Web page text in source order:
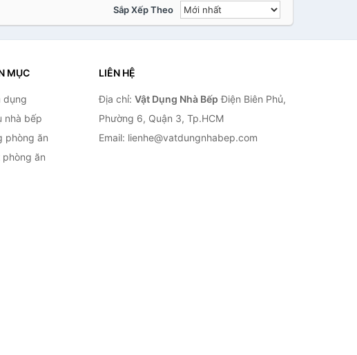
Sắp Xếp Theo
MỤC
dụng
nhà bếp
phòng ăn
ăn
LIÊN HỆ
Địa chỉ: Vật Dụng Nhà Bếp Điện Biên Phủ,
Phường 6, Quận 3, Tp.HCM
Email: lienhe@vatdungnhabep.com